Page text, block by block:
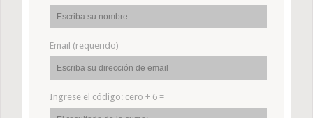
Email (requerido)
Ingrese el código: cero + 6 =